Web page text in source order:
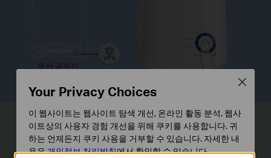
무선 공유기
WPS
이더넷 브릿지
Your Privacy Choices
이 웹사이트는 웹사이트 탐색 개선, 온라인 활동 분석, 웹사
이트상의 사용자 경험 개선을 위해 쿠키를 사용합니다. 귀
하는 언제든지 쿠키 사용을 거부할 수 있습니다. 자세한 내
용은개인정보 처리방침에서 확인할 수 있습니다.
Close